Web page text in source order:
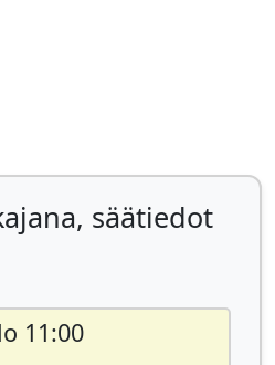
säätiedot
11:00